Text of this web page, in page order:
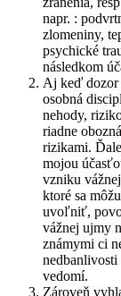
napr. :
zlomeniny,
psychické
následkom
Aj keď dozor
osobná
nehody,
riadne
rizikami.
mojou
vzniku
ktoré sa
uvoľniť,
vážnej ujmy
známymi ci
vedomí.
Zároveň